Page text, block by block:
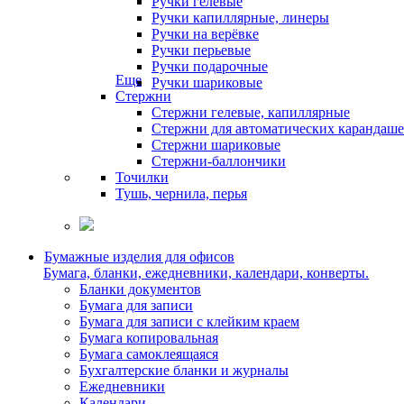
Ручки капиллярные, линеры
Ручки на верёвке
Ручки перьевые
Ручки подарочные
Ручки шариковые
Еще
Стержни
Стержни гелевые, капиллярные
Стержни для автоматических
Стержни шариковые
Стержни-баллончики
Точилки
Тушь, чернила, перья
Бумажные изделия для офисов
Бумага, бланки, ежедневники, календари, конверты.
Бланки документов
Бумага для записи
Бумага для записи с клейким краем
Бумага копировальная
Бумага самоклеящаяся
Бухгалтерские бланки и журналы
Ежедневники